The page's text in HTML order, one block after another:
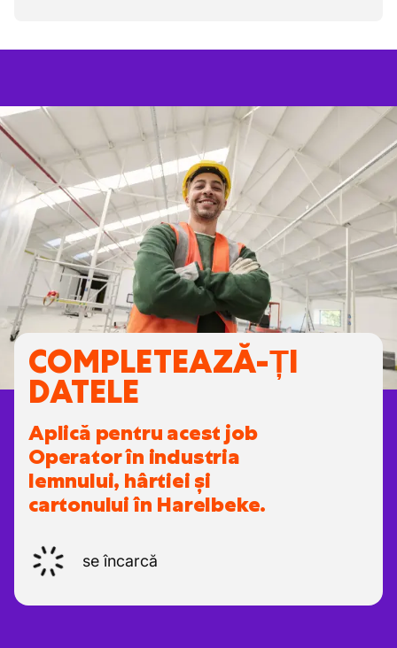
COMPLETEAZĂ-ȚI
DATELE
Aplică pentru acest job
Operator în industria
lemnului, hârtiei și
cartonului în Harelbeke.
se încarcă